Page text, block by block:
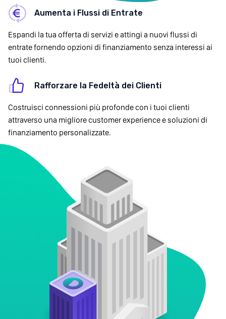
Aumenta i Flussi di Entrate
Espandi la tua offerta di servizi e attingi a nuovi flussi di
entrate fornendo opzioni di finanziamento senza interessi ai
tuoi clienti.
Rafforzare la Fedeltà dei Clienti
Costruisci connessioni più profonde con i tuoi clienti
attraverso una migliore customer experience e soluzioni di
finanziamento personalizzate.